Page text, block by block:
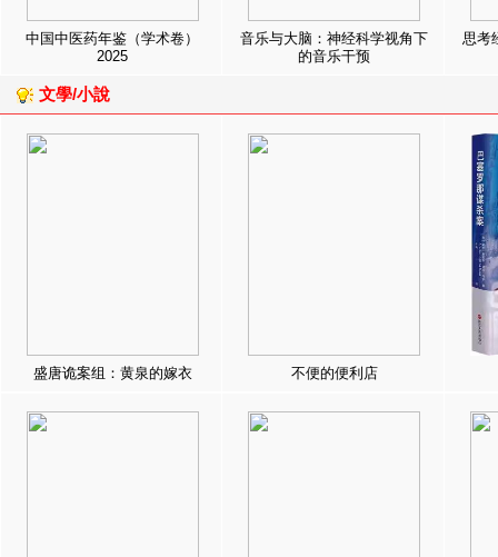
中国中医药年鉴（学术卷）
2025
音乐与大脑：神经科学视角下
的音乐干预
思考
文學/小說
盛唐诡案组：黄泉的嫁衣 不便的便利店